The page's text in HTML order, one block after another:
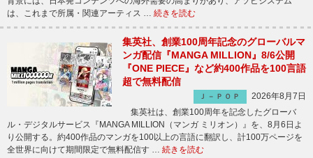
は、これまで所属・関連アーティス … 続きを読む
集英社、創業100周年記念のグローバルマ
ンガ配信『MANGA MILLION』8/6公開
『ONE PIECE』など約400作品を100言語
超で無料配信
Ｊ－ＰＯＰ
2026年8月7日
集英社は、創業100周年を記念したグローバ
ル・デジタルサービス『MANGA MILLION（マンガ ミリオン）』を、8月6日よ
り公開する。約400作品のマンガを100以上の言語に翻訳し、計100万ページを
全世界に向けて期間限定で無料配信す … 続きを読む